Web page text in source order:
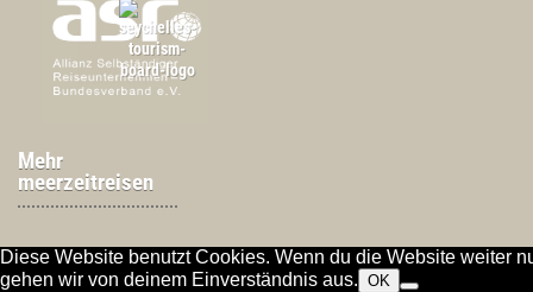
Mehr
meerzeitreisen
Diese Website benutzt Cookies. Wenn du die Website weiter
gehen wir von deinem Einverständnis aus. OK